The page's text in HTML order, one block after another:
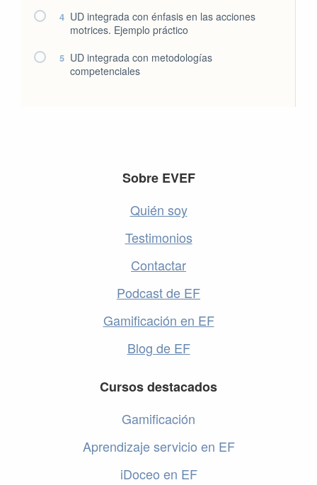
4 UD integrada con énfasis en las acciones
motrices. Ejemplo práctico
5 UD integrada con metodologías
competenciales
Sobre EVEF
Quién soy
Testimonios
Contactar
Podcast de EF
Gamificación en EF
Blog de EF
Cursos destacados
Gamificación
Aprendizaje servicio en EF
iDoceo en EF